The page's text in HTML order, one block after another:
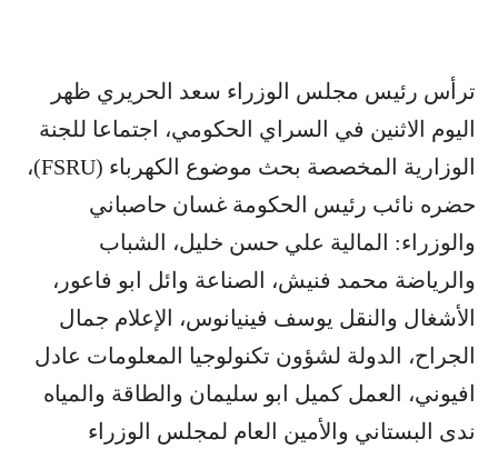
ترأس رئيس مجلس الوزراء سعد الحريري ظهر
اليوم الاثنين في السراي الحكومي، اجتماعا للجنة
الوزارية المخصصة بحث موضوع الكهرباء (FSRU)،
حضره نائب رئيس الحكومة غسان حاصباني
والوزراء: المالية علي حسن خليل، الشباب
والرياضة محمد فنيش، الصناعة وائل ابو فاعور،
الأشغال والنقل يوسف فينيانوس، الإعلام جمال
الجراح، الدولة لشؤون تكنولوجيا المعلومات عادل
افيوني، العمل كميل ابو سليمان والطاقة والمياه
ندى البستاني والأمين العام لمجلس الوزراء